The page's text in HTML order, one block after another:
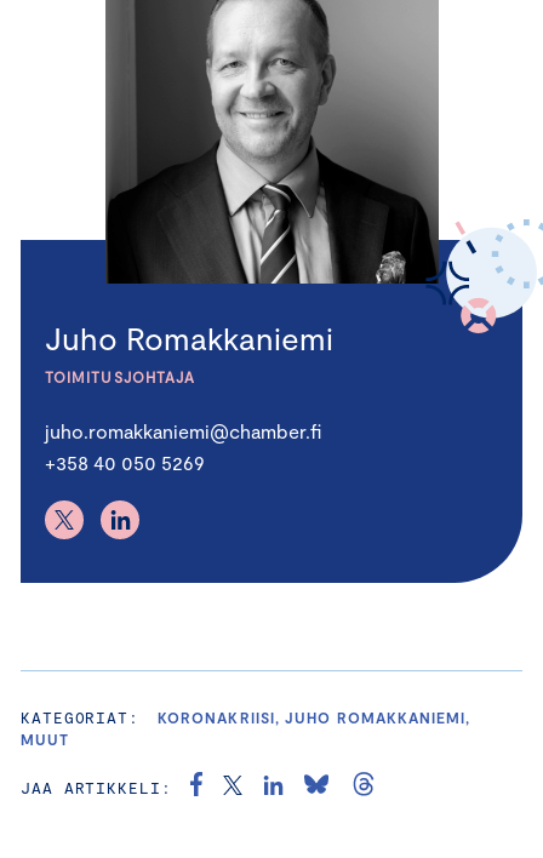
Juho Romakkaniemi
TOIMITUSJOHTAJA
juho.romakkaniemi@chamber.fi
+358 40 050 5269
KATEGORIAT:
KORONAKRIISI, JUHO ROMAKKANIEMI,
MUUT
JAA ARTIKKELI: